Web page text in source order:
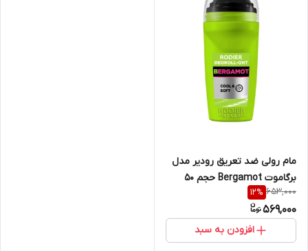
مام رولی ضد تعریق رودیر مدل
برگاموت Bergamot حجم 50
میلی لیتر
653,000
12%
569,000
افزودن به سبد